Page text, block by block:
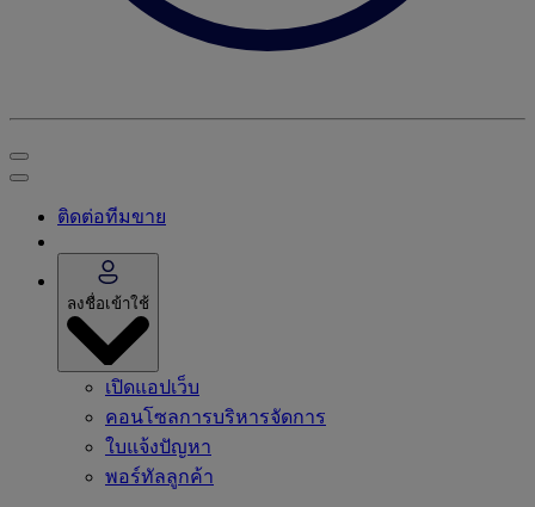
ติดต่อทีมขาย
ลงชื่อเข้าใช้
เปิดแอปเว็บ
คอนโซลการบริหารจัดการ
ใบแจ้งปัญหา
พอร์ทัลลูกค้า